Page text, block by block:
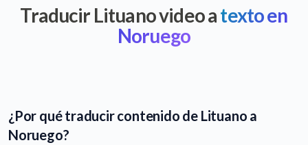
Traducir Lituano video atexto en
Noruego
¿Por qué traducir contenido de Lituano a
Noruego?